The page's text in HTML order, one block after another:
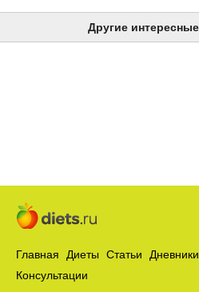
Другие
Главная Диеты Статьи Дневники
Консультации